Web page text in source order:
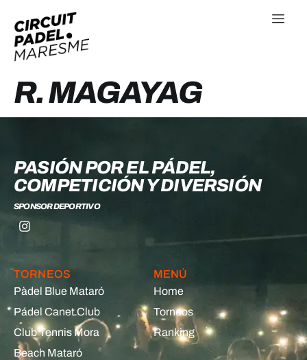
R. MAGAYAG
PASIÓN POR EL PÁDEL,
COMPETICIÓN Y DIVERSIÓN
SPONSOR DEPORTIVO
TORNEOS
Pàdel Blue Mataró
Pádel Canet Club
Club Tennis Mora
Beach Mataró
MENÚ
Home
Torneos
Ranking